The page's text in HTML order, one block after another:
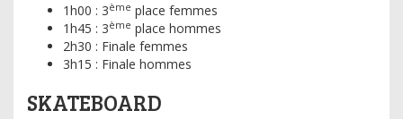
1h00 : 3ème place femmes
1h45 : 3ème place hommes
2h30 : Finale femmes
3h15 : Finale hommes
SKATEBOARD